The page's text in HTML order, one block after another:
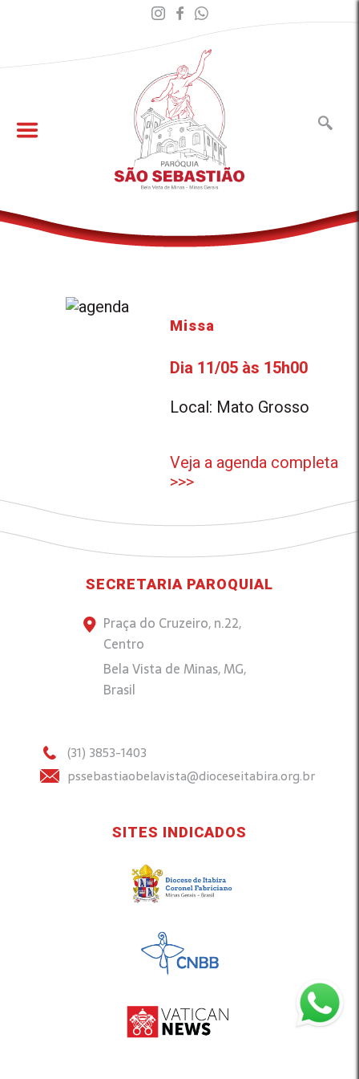
Missa
Dia 11/05 às 15h00
Local: Mato Grosso
Veja a agenda completa
>>>
SECRETARIA PAROQUIAL
Praça do Cruzeiro, n.22,
Centro
Bela Vista de Minas, MG,
Brasil
(31) 3853-1403
pssebastiaobelavista@dioceseitabira.org.br
SITES INDICADOS